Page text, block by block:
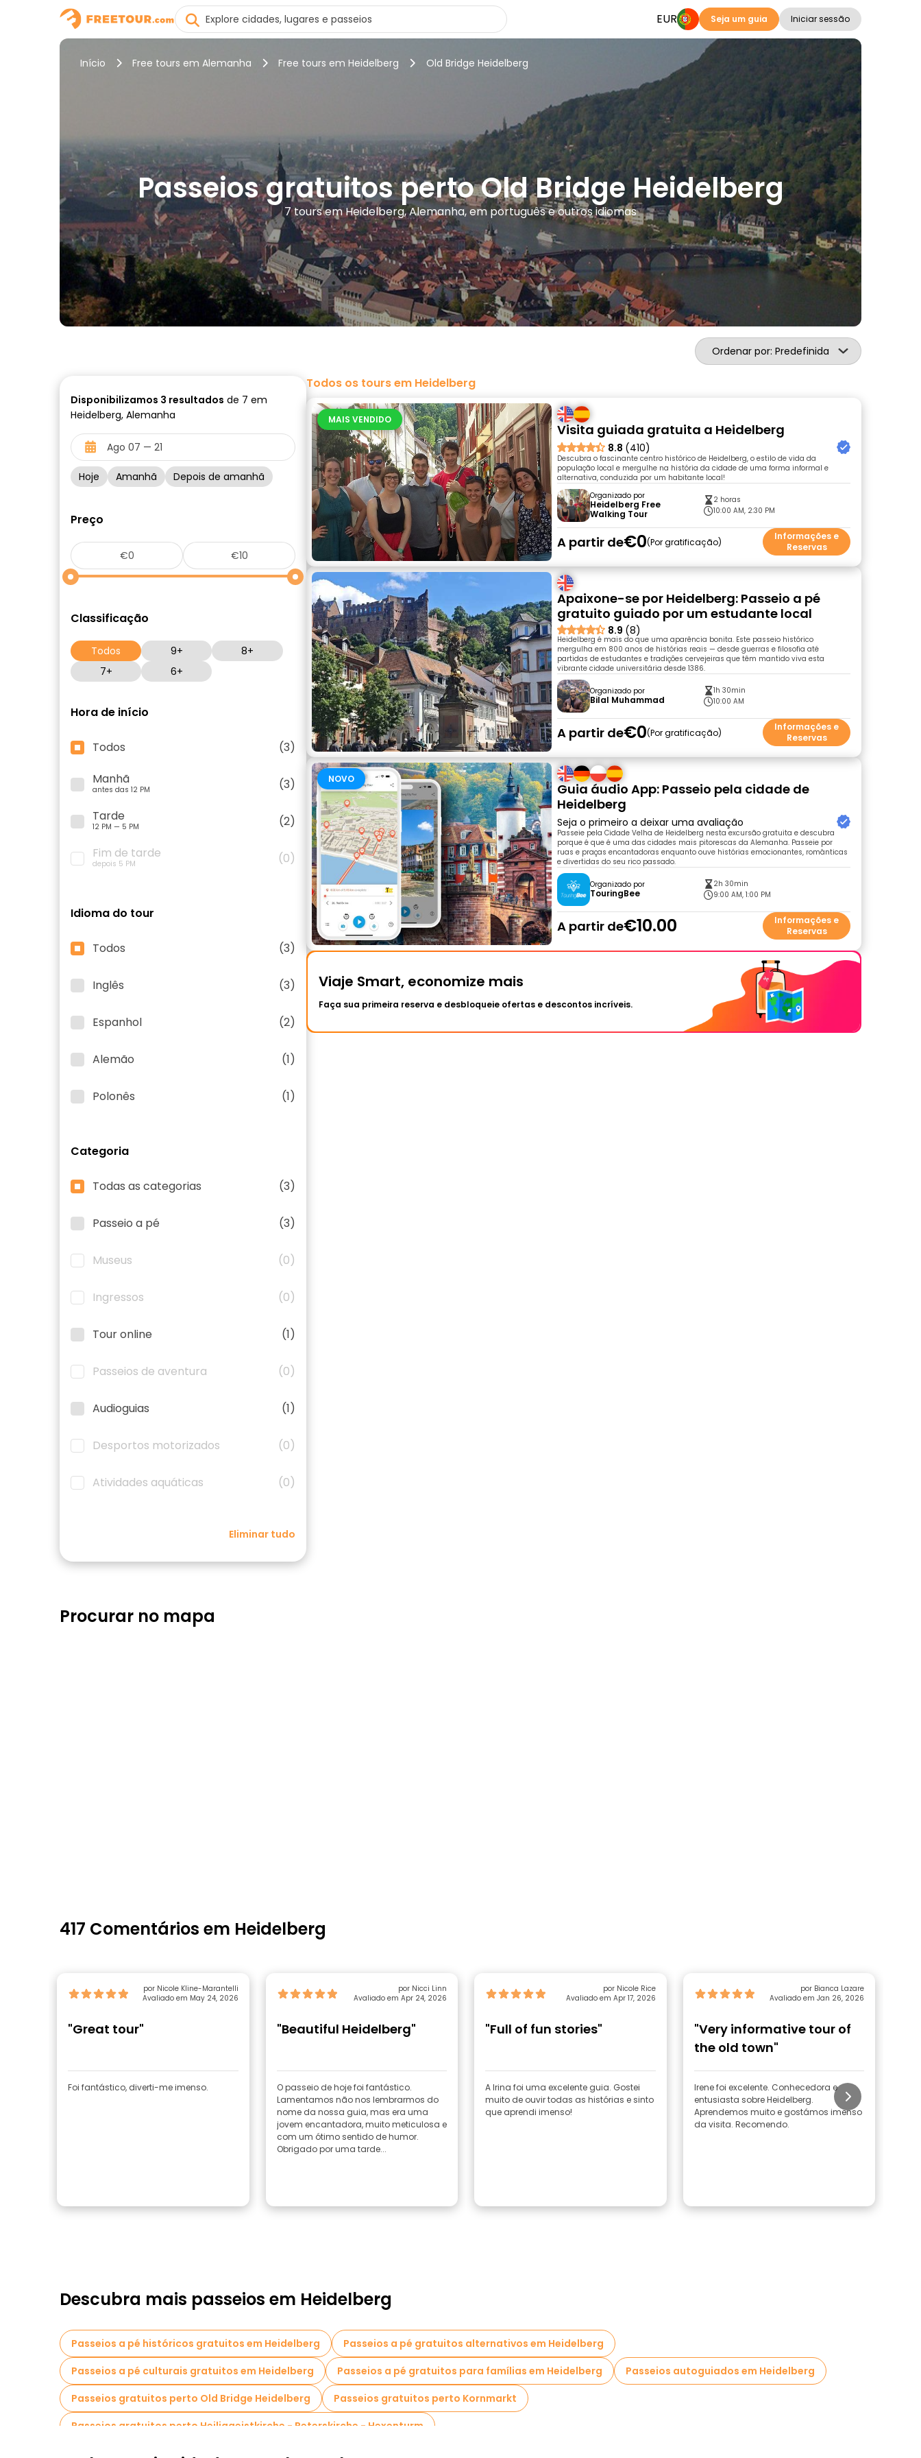
EUR Seja um guia Iniciar sessão
Início Free tours em Alemanha Free tours em Heidelberg Old Bridge Heidelberg
Passeios gratuitos perto Old Bridge Heidelberg
7 tours em Heidelberg, Alemanha, em português e outros idiomas
Ordenar por: Predefinida
Disponibilizamos 3 resultados de 7 em
Heidelberg, Alemanha
Hoje Amanhã Depois de amanhã
Preço
Classificação
Todos 9+
8+
7+
6+
Hora de início
Todos
(3)
Manhã
antes das 12 PM
(3)
Tarde
12 PM — 5 PM
(2)
Fim de tarde
depois 5 PM (0)
Idioma do tour
Todos (3)
Inglês (3)
Espanhol (2)
Alemão (1)
Polonês (1)
Categoria
Todas as categorias (3)
Passeio a pé (3)
Museus (0)
Ingressos (0)
Tour online (1)
Passeios de aventura (0)
Audioguias (1)
Desportos motorizados (0)
Atividades aquáticas (0)
Eliminar tudo
Todos os tours em Heidelberg
MAIS VENDIDO
Visita guiada gratuita a Heidelberg
8.8 (410)
Descubra o fascinante centro histórico de Heidelberg, o estilo de vida da
população local e mergulhe na história da cidade de uma forma informal e
alternativa, conduzida por um habitante local!
Organizado por
Heidelberg Free
Walking Tour
2 horas
10:00 AM, 2:30 PM
A partir de€0 Por gratificação
Informações e
Reservas
Apaixone-se por Heidelberg: Passeio a pé
gratuito guiado por um estudante local
8.9 (8)
Heidelberg é mais do que uma aparência bonita. Este passeio histórico
mergulha em 800 anos de histórias reais — desde guerras e filosofia até
partidas de estudantes e tradições cervejeiras que têm mantido viva esta
vibrante cidade universitária desde 1386.
Organizado por
Bilal Muhammad
1h 30min
10:00 AM
A partir de€0 Por gratificação
Informações e
Reservas
NOVO
Guia áudio App: Passeio pela cidade de
Heidelberg
Seja o primeiro a deixar uma avaliação
Passeie pela Cidade Velha de Heidelberg nesta excursão gratuita e descubra
porque é que é uma das cidades mais pitorescas da Alemanha. Passeie por
ruas e praças encantadoras enquanto ouve histórias emocionantes, românticas
e divertidas do seu rico passado.
Organizado por
TouringBee
2h 30min
9:00 AM, 1:00 PM
A partir de€10.00
Informações e
Reservas
Viaje Smart, economize mais
Faça sua primeira reserva e desbloqueie ofertas e descontos incríveis.
Procurar no mapa
417 Comentários em Heidelberg
por Nicole Kline-Marantelli
Avaliado em May 24, 2026
"Great tour"
Foi fantástico, diverti-me imenso.
por Nicci Linn
Avaliado em Apr 24, 2026
"Beautiful Heidelberg"
O passeio de hoje foi fantástico.
Lamentamos não nos lembrarmos do
nome da nossa guia, mas era uma
jovem encantadora, muito meticulosa e
com um ótimo sentido de humor.
Obrigado por uma tarde...
por Nicole Rice
Avaliado em Apr 17, 2026
"Full of fun stories"
A Irina foi uma excelente guia. Gostei
muito de ouvir todas as histórias e sinto
que aprendi imenso!
por Bianca Lazare
Avaliado em Jan 26, 2026
"Very informative tour of
the old town"
Irene foi excelente. Conhecedora e
entusiasta sobre Heidelberg.
Aprendemos muito e gostámos imenso
da visita. Recomendo.
Descubra mais passeios em Heidelberg
Passeios a pé históricos gratuitos em Heidelberg
Passeios a pé gratuitos alternativos em Heidelberg
Passeios a pé culturais gratuitos em Heidelberg
Passeios a pé gratuitos para famílias em Heidelberg
Passeios autoguiados em Heidelberg
Passeios gratuitos perto Old Bridge Heidelberg
Passeios gratuitos perto Kornmarkt
Passeios gratuitos perto Heiliggeistkirche - Peterskirche - Hexenturm